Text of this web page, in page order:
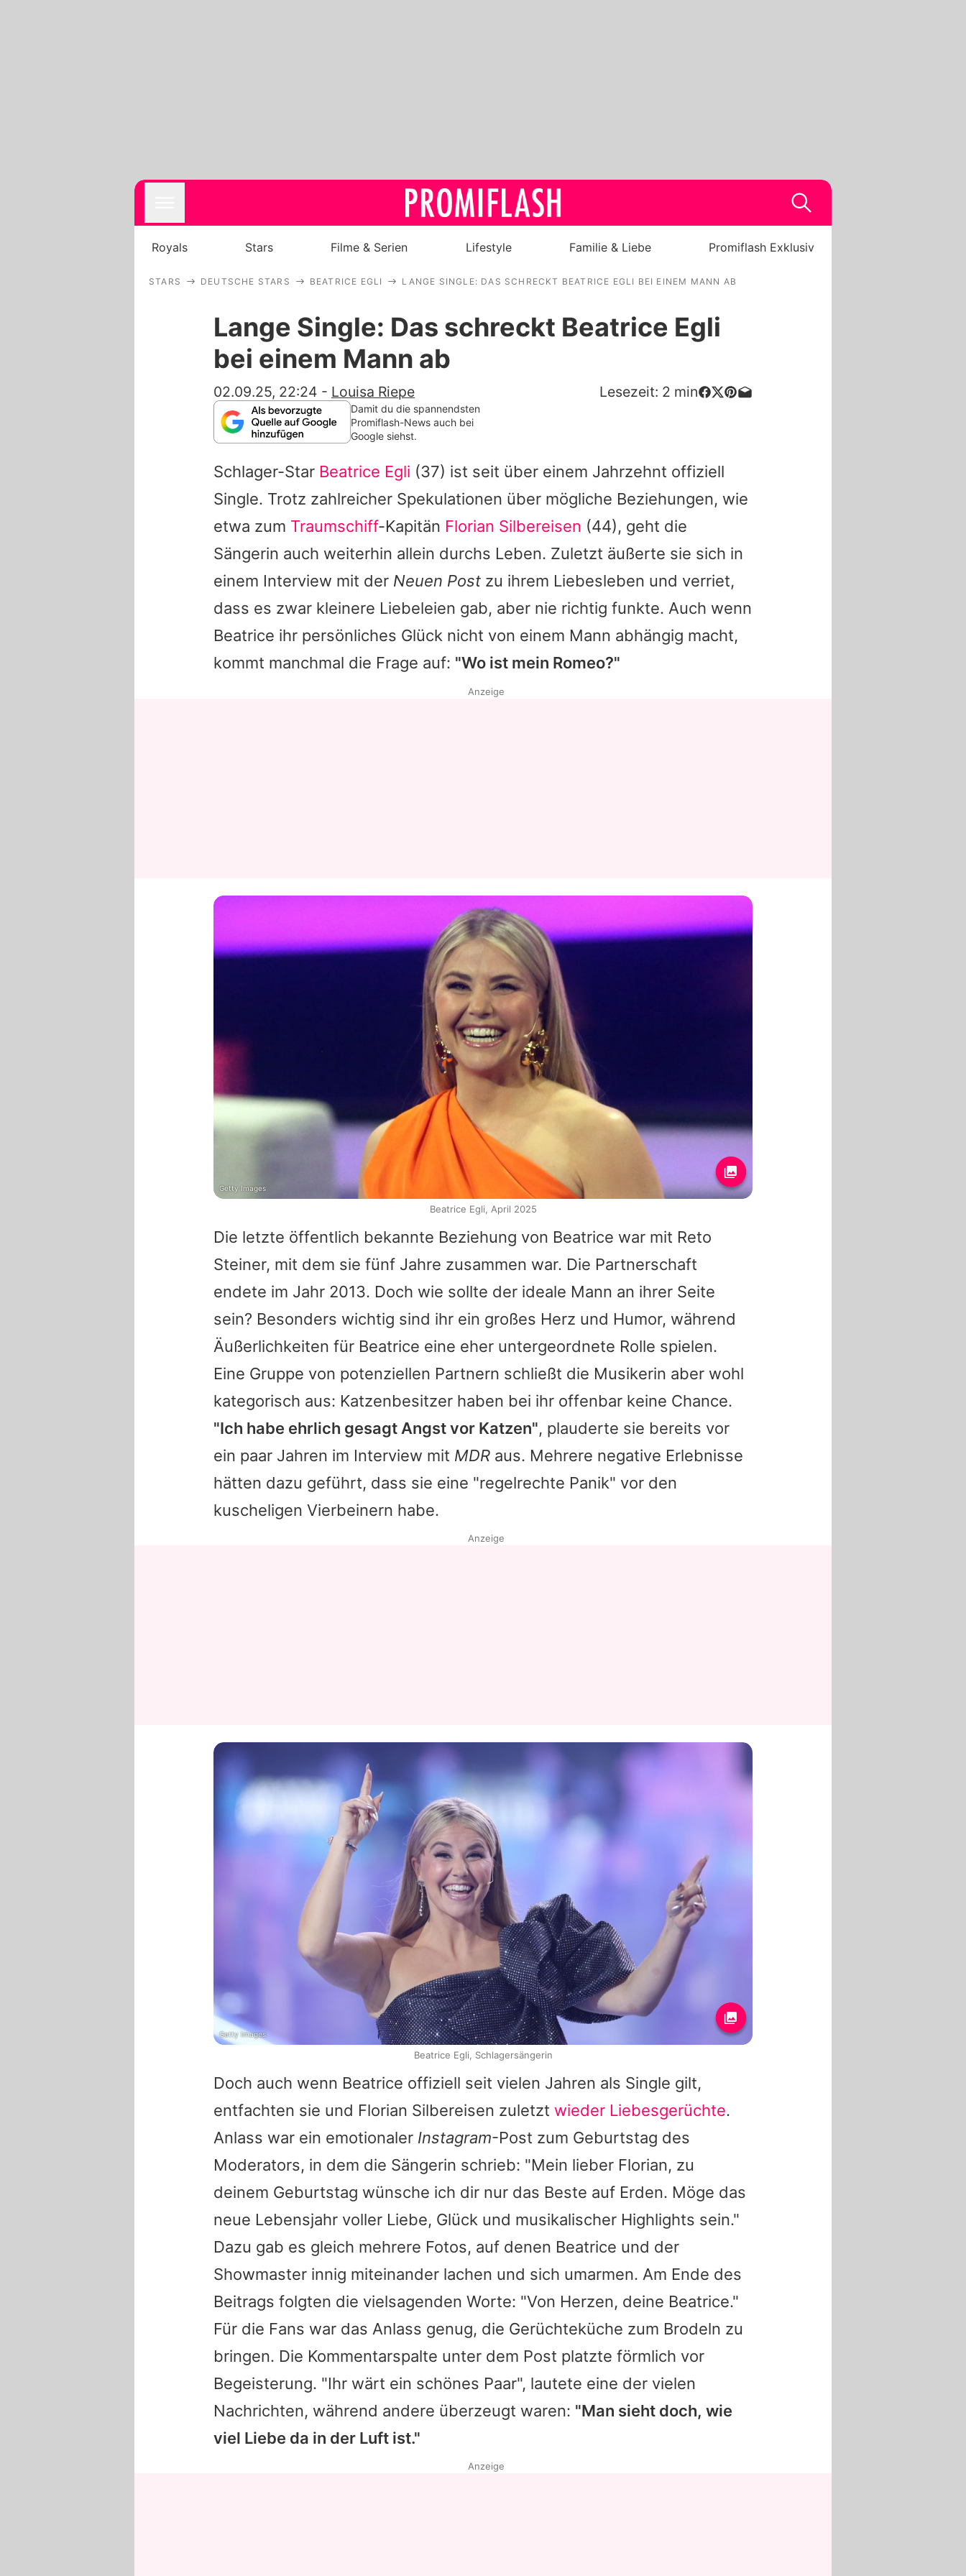
Royals
Stars
Familie & Liebe
Alle Themen auf Promiflash
App runterladen
Team
Redaktionelle Richtlinien
Impressum
Datenschutzerklärung
Nutzungsbedingungen
Royals Stars Filme & Serien Lifestyle Familie & Liebe Promiflash Exklusiv
STARS DEUTSCHE STARS BEATRICE EGLI LANGE SINGLE: DAS SCHRECKT BEATRICE EGLI BEI EINEM MANN AB
Lange Single: Das schreckt Beatrice Egli
bei einem Mann ab
02.09.25, 22:24 - Louisa Riepe Lesezeit: 2 min
Damit du die spannendsten
Promiflash-News auch bei
Google siehst.
Schlager-Star Beatrice Egli (37) ist seit über einem Jahrzehnt offiziell
Single. Trotz zahlreicher Spekulationen über mögliche Beziehungen, wie
etwa zum Traumschiff-Kapitän Florian Silbereisen (44), geht die
Sängerin auch weiterhin allein durchs Leben. Zuletzt äußerte sie sich in
einem Interview mit der Neuen Post zu ihrem Liebesleben und verriet,
dass es zwar kleinere Liebeleien gab, aber nie richtig funkte. Auch wenn
Beatrice ihr persönliches Glück nicht von einem Mann abhängig macht,
kommt manchmal die Frage auf: "Wo ist mein Romeo?"
Die letzte öffentlich bekannte Beziehung von Beatrice war mit Reto
Steiner, mit dem sie fünf Jahre zusammen war. Die Partnerschaft
endete im Jahr 2013. Doch wie sollte der ideale Mann an ihrer Seite
sein? Besonders wichtig sind ihr ein großes Herz und Humor, während
Äußerlichkeiten für Beatrice eine eher untergeordnete Rolle spielen.
Eine Gruppe von potenziellen Partnern schließt die Musikerin aber wohl
kategorisch aus: Katzenbesitzer haben bei ihr offenbar keine Chance.
"Ich habe ehrlich gesagt Angst vor Katzen", plauderte sie bereits vor
ein paar Jahren im Interview mit MDR aus. Mehrere negative Erlebnisse
hätten dazu geführt, dass sie eine "regelrechte Panik" vor den
kuscheligen Vierbeinern habe.
Doch auch wenn Beatrice offiziell seit vielen Jahren als Single gilt,
entfachten sie und Florian Silbereisen zuletzt wieder Liebesgerüchte.
Anlass war ein emotionaler Instagram-Post zum Geburtstag des
Moderators, in dem die Sängerin schrieb: "Mein lieber Florian, zu
deinem Geburtstag wünsche ich dir nur das Beste auf Erden. Möge das
neue Lebensjahr voller Liebe, Glück und musikalischer Highlights sein."
Dazu gab es gleich mehrere Fotos, auf denen Beatrice und der
Showmaster innig miteinander lachen und sich umarmen. Am Ende des
Beitrags folgten die vielsagenden Worte: "Von Herzen, deine Beatrice."
Für die Fans war das Anlass genug, die Gerüchteküche zum Brodeln zu
bringen. Die Kommentarspalte unter dem Post platzte förmlich vor
Begeisterung. "Ihr wärt ein schönes Paar", lautete eine der vielen
Nachrichten, während andere überzeugt waren: "Man sieht doch, wie
viel Liebe da in der Luft ist."
Anzeige
Getty Images
Beatrice Egli, April 2025
Anzeige
Getty Images
Beatrice Egli, Schlagersängerin
Anzeige